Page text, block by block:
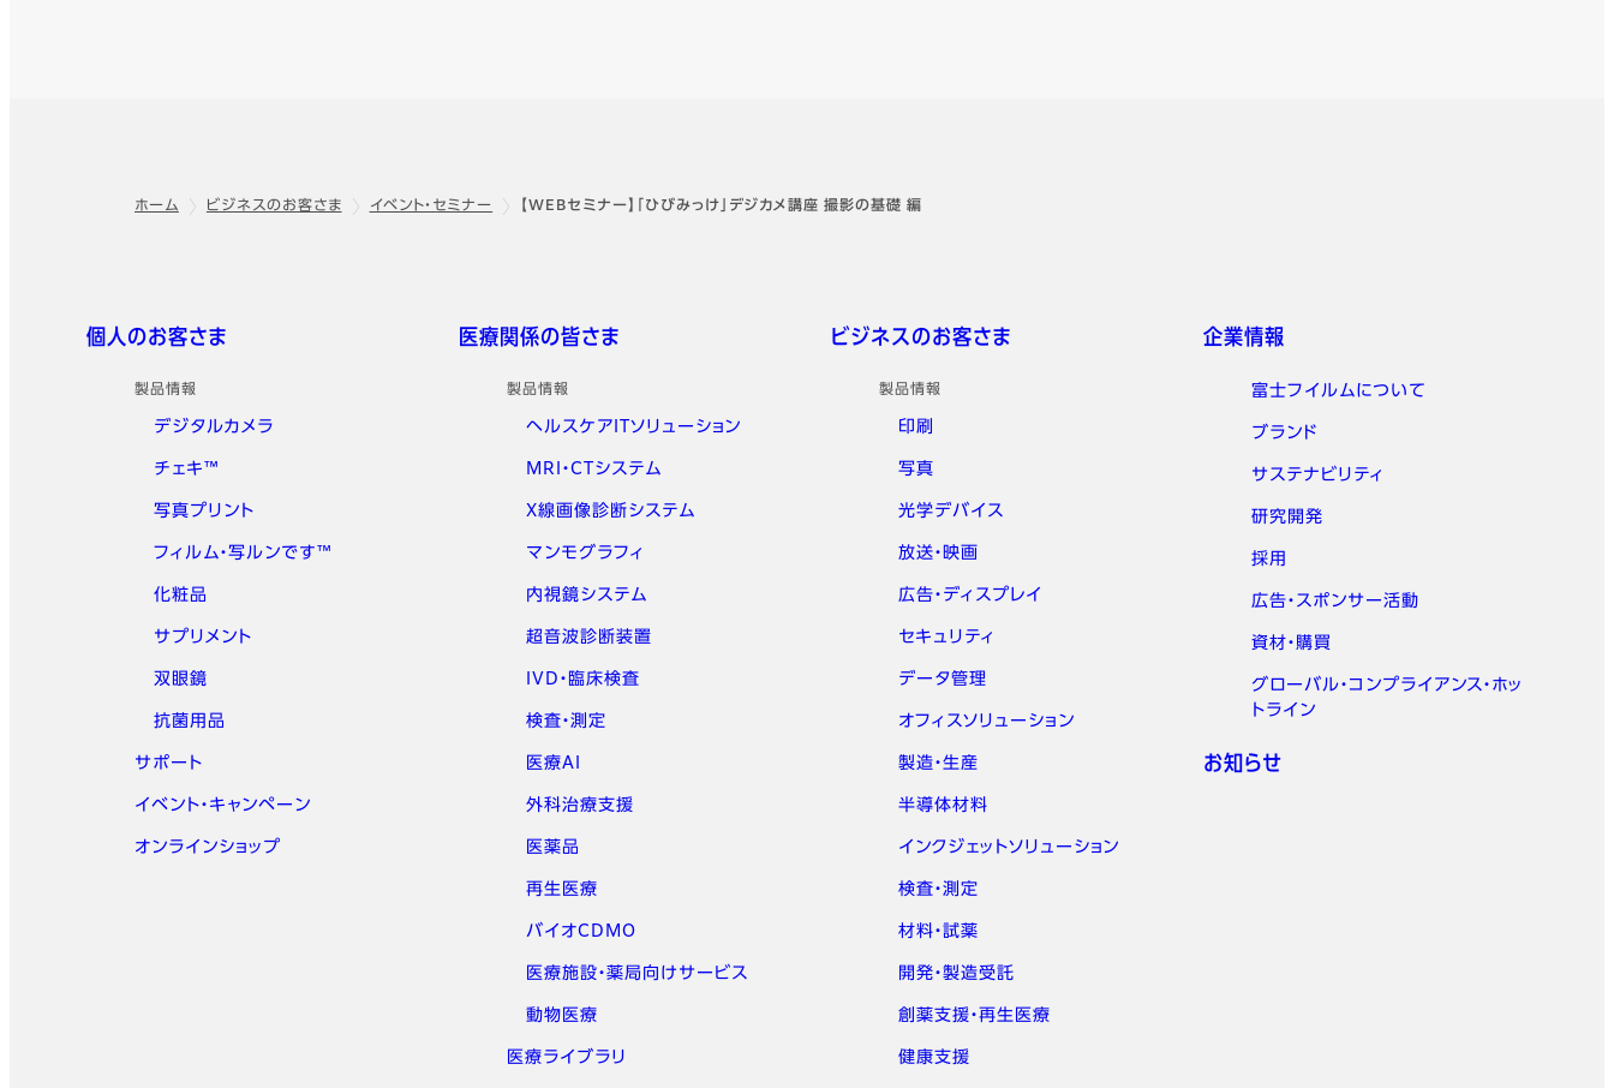
ホーム ビジネスのお客さま イベント・セミナー 【WEBセミナー】「ひびみっけ」デジカメ講座 撮影の基礎 編
クイックリンク
個人のお客さま
製品情報
デジタルカメラ
チェキ™
写真プリント
フィルム・写ルンです™
化粧品
サプリメント
双眼鏡
抗菌用品
サポート
イベント・キャンペーン
オンラインショップ
医療関係の皆さま
製品情報
ヘルスケアITソリューション
MRI・CTシステム
X線画像診断システム
マンモグラフィ
内視鏡システム
超音波診断装置
IVD・臨床検査
検査・測定
医療AI
外科治療支援
医薬品
再生医療
バイオCDMO
医療施設・薬局向けサービス
動物医療
医療ライブラリ
ビジネスのお客さま
製品情報
印刷
写真
光学デバイス
放送・映画
広告・ディスプレイ
セキュリティ
データ管理
オフィスソリューション
製造・生産
半導体材料
インクジェットソリューション
検査・測定
材料・試薬
開発・製造受託
創薬支援・再生医療
健康支援
企業情報
富士フイルムについて
ブランド
サステナビリティ
研究開発
採用
広告・スポンサー活動
資材・購買
グローバル・コンプライアンス・ホッ
トライン
お知らせ